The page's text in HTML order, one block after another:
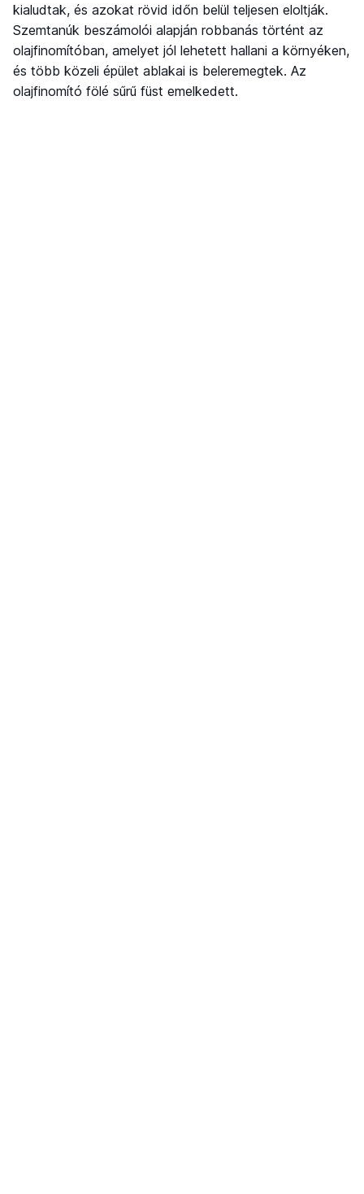
kialudtak, és azokat rövid időn belül teljesen eloltják.
Szemtanúk beszámolói alapján robbanás történt az
olajfinomítóban, amelyet jól lehetett hallani a környéken,
és több közeli épület ablakai is beleremegtek. Az
olajfinomító fölé sűrű füst emelkedett.